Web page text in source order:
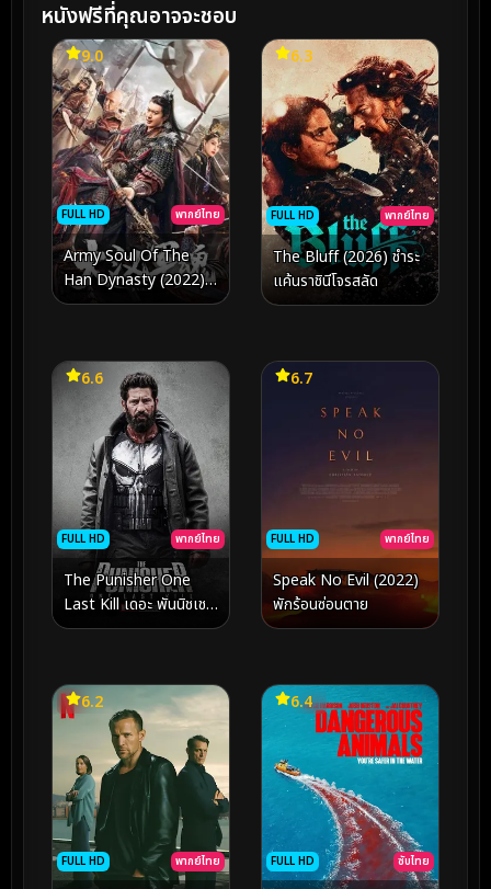
หนังฟรีที่คุณอาจจะชอบ
FULL HD พากย์ไทย
9.0
Army Soul Of The
Han Dynasty (2022)
จิตวิญญาณทหารแห่งรา
FULL HD พากย์ไทย
6.3
The Bluff (2026) ชำระ
แค้นราชินีโจรสลัด
FULL HD พากย์ไทย
6.6
The Punisher One
Last Kill เดอะ พันนิชเชอ
ร์ ฆ่าทิ้งทวน (2026)
FULL HD พากย์ไทย
6.7
Speak No Evil (2022)
พักร้อนซ่อนตาย
FULL HD พากย์ไทย
6.2
FULL HD ซับไทย
6.4